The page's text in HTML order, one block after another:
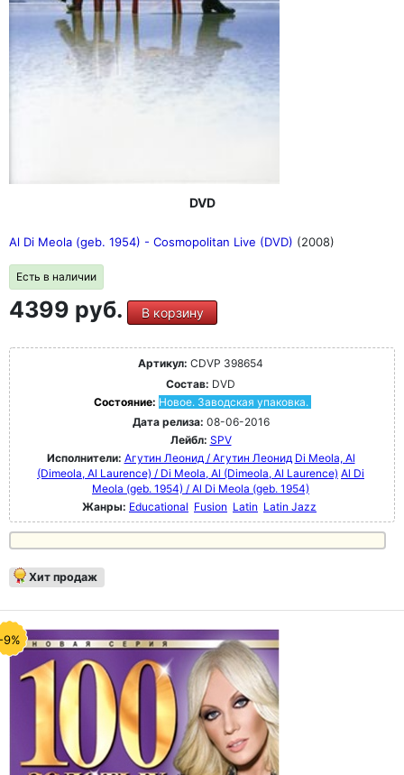
DVD
Al Di Meola (geb. 1954) - Cosmopolitan Live (DVD) (2008)
Есть в наличии
4399 руб. В корзину
Артикул: CDVP 398654
Состав: DVD
Состояние: Новое. Заводская упаковка.
Дата релиза: 08-06-2016
Лейбл: SPV
Исполнители: Агутин Леонид / Агутин Леонид Di Meola, Al
(Dimeola, Al Laurence) / Di Meola, Al (Dimeola, Al Laurence) Al Di
Meola (geb. 1954) / Al Di Meola (geb. 1954)
Жанры: Educational Fusion Latin Latin Jazz
Хит продаж
9%